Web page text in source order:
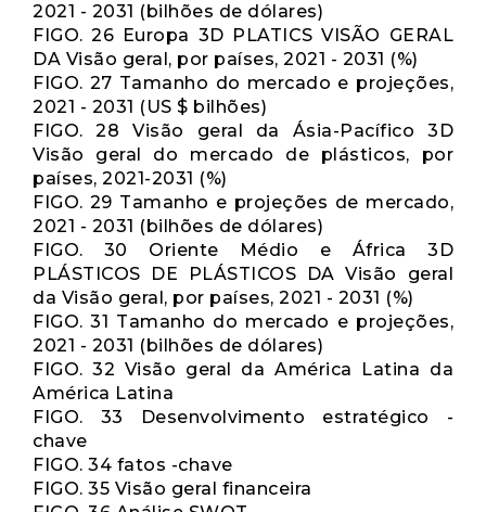
2021 - 2031 (bilhões de dólares)
FIGO. 26 Europa 3D PLATICS VISÃO GERAL
DA Visão geral, por países, 2021 - 2031 (%)
FIGO. 27 Tamanho do mercado e projeções,
2021 - 2031 (US $ bilhões)
FIGO. 28 Visão geral da Ásia-Pacífico 3D
Visão geral do mercado de plásticos, por
países, 2021-2031 (%)
FIGO. 29 Tamanho e projeções de mercado,
2021 - 2031 (bilhões de dólares)
FIGO. 30 Oriente Médio e África 3D
PLÁSTICOS DE PLÁSTICOS DA Visão geral
da Visão geral, por países, 2021 - 2031 (%)
FIGO. 31 Tamanho do mercado e projeções,
2021 - 2031 (bilhões de dólares)
FIGO. 32 Visão geral da América Latina da
América Latina
FIGO. 33 Desenvolvimento estratégico -
chave
FIGO. 34 fatos -chave
FIGO. 35 Visão geral financeira